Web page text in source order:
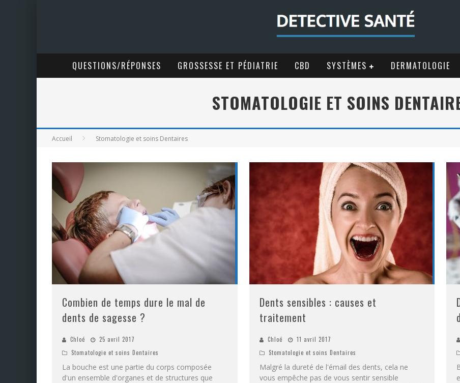
QUESTIONS/RÉPONSES GROSSESSE ET PÉDIATRIE CBD SYSTÈMES DERMATOLOGIE
STOMATOLOGIE ET SOINS
Accueil Stomatologie et soins Dentaires
Combien de temps dure le mal de
dents de sagesse ?
Chloé
25 avril 2017
Stomatologie et soins Dentaires
La bouche est une partie du corps composée
d'un ensemble d'organes et de structures que
Dents sensibles : causes et
traitement
Chloé
11 avril 2017
Stomatologie et soins Dentaires
Malgré la dureté de l'émail des dents, cela ne
vous empêche pas de vous sentir sensible